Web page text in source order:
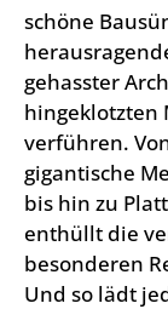
schöne
gehasster
hingeklotzten
verführen.
gigantische
bis hin zu
enthüllt die
besonderen
Und so lädt